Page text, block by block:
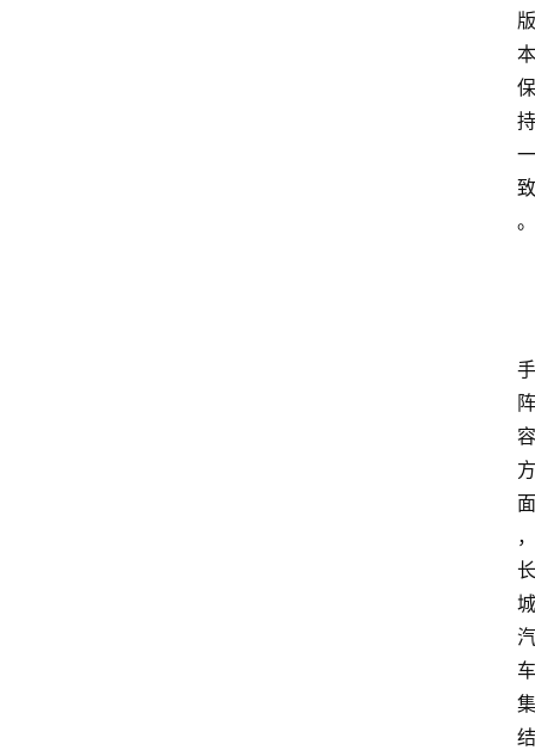
版
本
保
持
一
致
。
手
阵
容
方
面
，
长
城
汽
车
集
结